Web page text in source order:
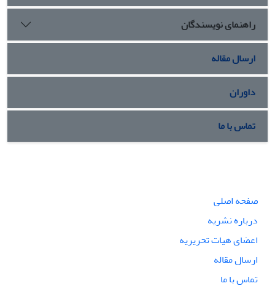
راهنمای نویسندگان
ارسال مقاله
داوران
تماس با ما
صفحه اصلی
درباره نشریه
اعضای هیات تحریریه
ارسال مقاله
تماس با ما